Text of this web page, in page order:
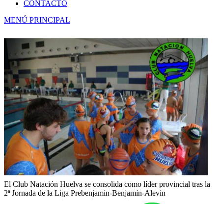
CONTACTO
MENÚ PRINCIPAL
El Club Natación Huelva se consolida como líder provincial tras la
2ª Jornada de la Liga Prebenjamín-Benjamín-Alevín